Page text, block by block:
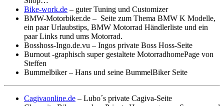
Bike-work.de – guter Tuning und Customizer
BMW-Motorbiker.de – Seite zum Thema BMW K Modelle,
ein paar Urlaubstips, BMW Motorrad Händlerliste und ein
paar Links rund ums Motorrad.
Bosshoss-Ingo.de.vu – Ingos private Boss Hoss-Seite
Burnout -graphisch super gestaltete MotorradhomePage von
Steffen
Bummelbiker – Hans und seine BummelBiker Seite
Cagivaonline.de – Lubo´s private Cagiva-Seite